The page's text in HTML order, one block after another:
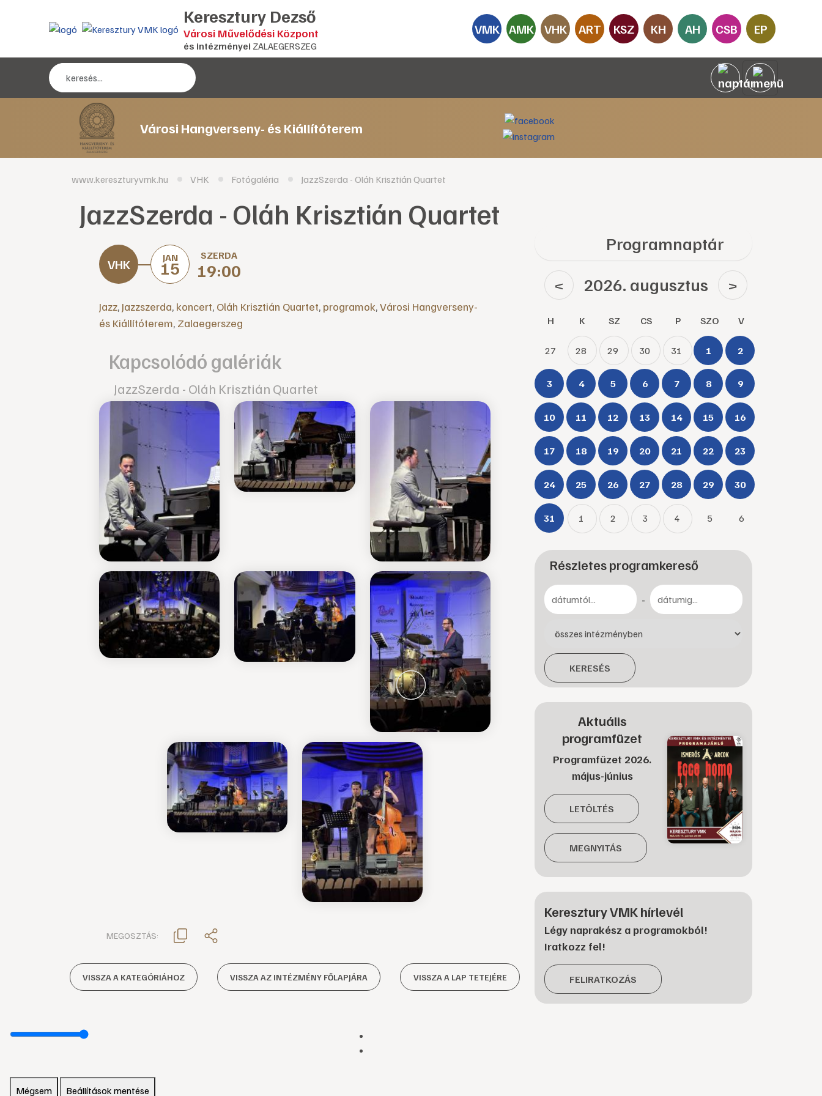
Keresztury Dezső
Városi Művelődési Központ
és intézményei ZALAEGERSZEG
VMK AMK VHK ART KSZ KH AH CSB EP
Városi Hangverseny- és Kiállítóterem
www.kereszturyvmk.hu VHK Fotógaléria JazzSzerda - Oláh Krisztián Quartet
JazzSzerda - Oláh Krisztián Quartet
JAN
15
SZERDA
19:00
Jazz, Jazzszerda, koncert, Oláh Krisztián Quartet, programok,Városi Hangverseny-
és Kiállítóterem, Zalaegerszeg
Kapcsolódó galériák
JazzSzerda - Oláh Krisztián Quartet
MEGOSZTÁS:
VISSZA A KATEGÓRIÁHOZ VISSZA AZ INTÉZMÉNY FŐLAPJÁRA VISSZA A LAP TETEJÉRE
Programnaptár
< 2026. augusztus >
H K SZ CS P SZO V
27 28 29 30 31 1 2
3 4 5 6 7 8 9
10 11 12 13 14 15 16
17 18 19 20 21 22 23
24 25 26 27 28 29 30
31 1 2 3 4 5 6
Részletes programkereső
-
KERESÉS
Aktuális
programfüzet
Programfüzet 2026.
május-június
LETÖLTÉS
MEGNYITÁS
Keresztury VMK hírlevél
Légy naprakész a programokból!
Iratkozz fel!
FELIRATKOZÁS
Mégsem Beállítások mentése